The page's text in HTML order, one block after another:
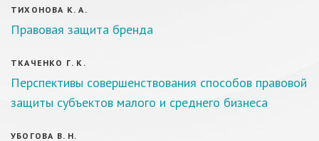
ТИХОНОВА К. А.
Правовая защита бренда
ТКАЧЕНКО Г. К.
Перспективы совершенствования способов правовой
защиты субъектов малого и среднего бизнеса
УБОГОВА В. Н.